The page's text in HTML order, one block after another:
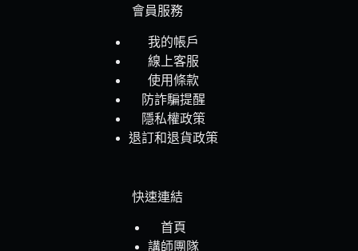
會員服務
我的帳戶
線上客服
使用條款
防詐騙提醒
隱私權政策
退訂和退貨政策
快速連結
首頁
講師團隊